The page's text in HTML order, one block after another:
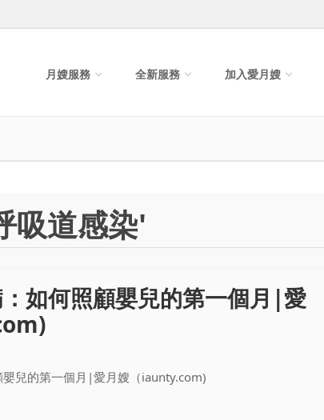
月嫂服務 全新服務 加入愛月嫂
吸道感染'
如何照顧嬰兒的第一個月|愛